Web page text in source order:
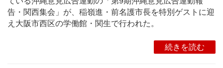
告・関西集会」が、稲嶺進・前名護市長を特別ゲストに迎
え大阪市西区の学働館・関生で行われた。
続きを読む